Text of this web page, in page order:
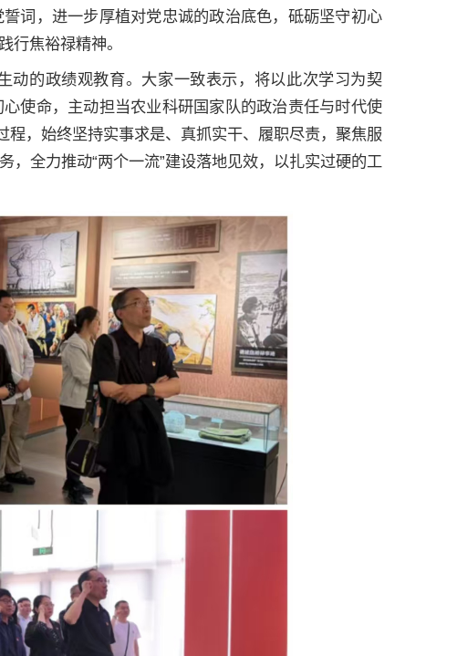
词，进一步厚植对党忠诚的政治底色，砥砺坚守初心
行焦裕禄精神。
动的政绩观教育。大家一致表示，将以此次学习为契
使命，主动担当农业科研国家队的政治责任与时代使
程，始终坚持实事求是、真抓实干、履职尽责，聚焦服
全力推动“两个一流”建设落地见效，以扎实过硬的工